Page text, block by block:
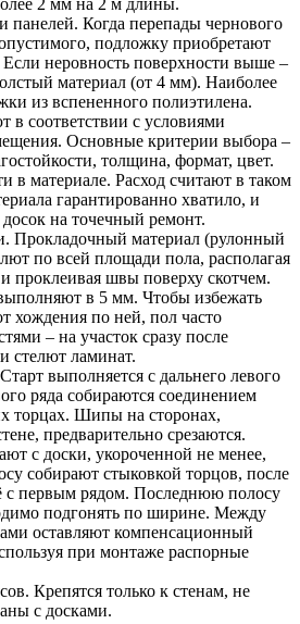
Когда перепады чернового
подложку приобретают
неровность поверхности выше –
материал (от 4 мм). Наиболее
из вспененного полиэтилена.
в соответствии с условиями
Основные критерии выбора –
толщина, формат, цвет.
в материале. Расход считают в таком
гарантированно хватило, и
досок на точечный ремонт.
Прокладочный материал (рулонный
по всей площади пола, располагая
проклеивая швы поверху скотчем.
в 5 мм. Чтобы избежать
хождения по ней, пол часто
– на участок сразу после
стелют ламинат.
выполняется с дальнего левого
ряда собираются соединением
торцах. Шипы на сторонах,
предварительно срезаются.
с доски, укороченной не менее,
собирают стыковкой торцов, после
с первым рядом. Последнюю полосу
подгонять по ширине. Между
оставляют компенсационный
при монтаже распорные
Крепятся только к стенам, не
с досками.